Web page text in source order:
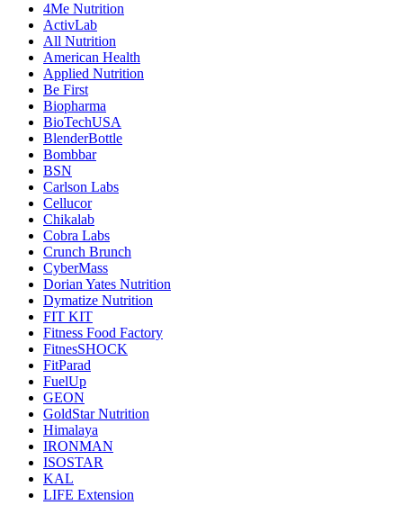
4Me Nutrition
ActivLab
All Nutrition
American Health
Applied Nutrition
Be First
Biopharma
BioTechUSA
BlenderBottle
Bombbar
BSN
Carlson Labs
Cellucor
Chikalab
Cobra Labs
Crunch Brunch
CyberMass
Dorian Yates Nutrition
Dymatize Nutrition
FIT KIT
Fitness Food Factory
FitnesSHOCK
FitParad
FuelUp
GEON
GoldStar Nutrition
Himalaya
IRONMAN
ISOSTAR
KAL
LIFE Extension